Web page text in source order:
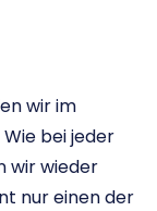
wir im
bei jeder
wir wieder
nur einen der